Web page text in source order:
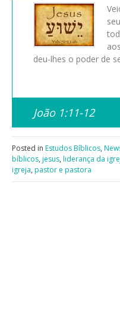
deu-lhes o poder de
João 1:11-12
Posted in Estudos Bíblicos,
bíblicos, jesus, liderança da
igreja, pastor e pastora